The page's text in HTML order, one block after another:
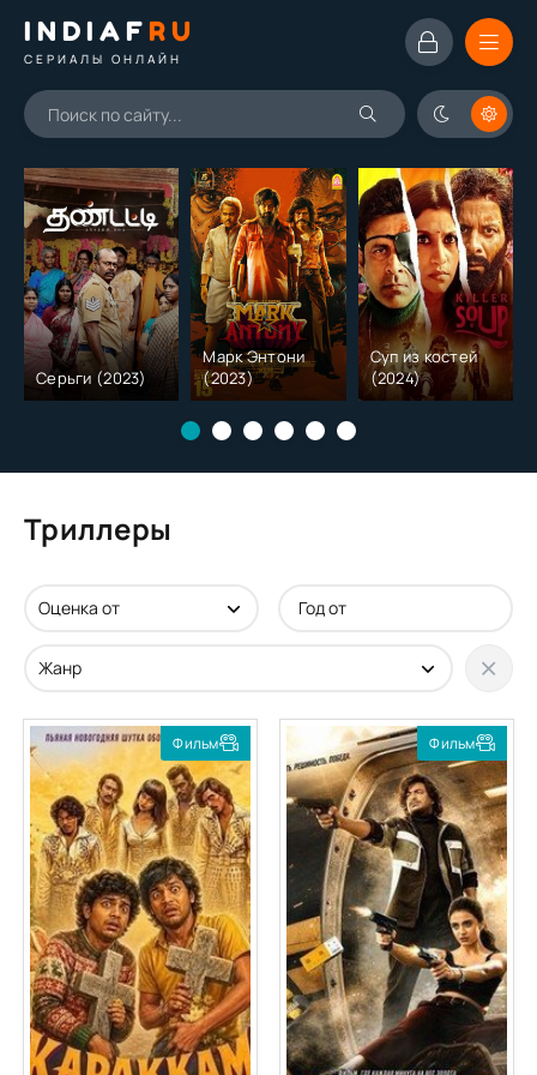
INDIAFRU
СЕРИАЛЫ ОНЛАЙН
Серьги (2023)
Марк Энтони
(2023)
Суп из костей
(2024)
Триллеры
Фильм Фильм